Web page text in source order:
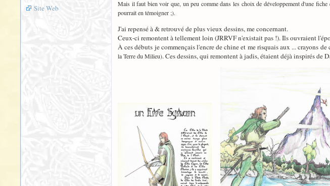
Site Web
Mais il faut bien voir que, un peu comme dans les choix de développement d'une
pourrait en témoigner ;).
J'ai repensé à & retrouvé de plus vieux dessins, me concernant.
Ceux-ci remontent à tellement loin (JRRVF n'existait pas !). Ils ouvraient
À ces débuts je commençais l'encre de chine et me risquais aux ... crayons
la Terre du Milieu). Ces dessins, qui remontent à jadis, étaient déjà inspirés de